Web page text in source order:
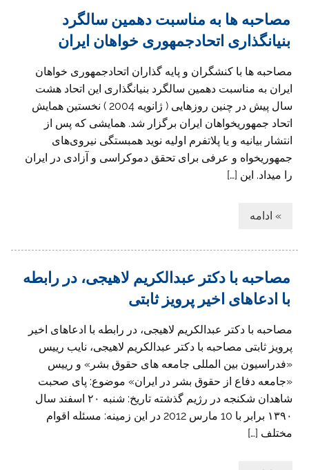
مصاحبه ها به مناسبت دهمین سالگرد
بنیانگذاری اتحادجمهوری خواهان ایران
مصاحبه ها با کنشگران و پایه گذاران اتحادجمهوری خواهان
ایران به مناسبت دهمین سالگرد بنیانگذاری این اتحاد هشت
سال پیش در چنین روز‌هایی‌ ( ژانویه 2004 ) نخستین همایش
اتحاد جمهوریخواهان ایران برگزار شد. همایشی که پس از
انتشار بیانیه و یا پلاتفرم اولیه نوید همبستگی‌ نیروی‌های
جمهوریخواه و عرفی برای تحقق دموکراسی‌ و آزادی در ایران
را میداد. این […]
» ادامه
مصاحبه با دکتر عبدالکریم لاهیجی، در رابطه
با ادعاهای اخیر پرویز ثابتی
مصاحبه با دکتر عبدالکریم لاهیجی، در رابطه با ادعاهای اخیر
پرویز ثابتی مصاحبه با دکتر عبدالکریم لاهیجی، نایب رییس
«فدراسیون بین المللی جامعه های حقوق بشر» و رییس
«جامعه دفاع از حقوق بشر در ایران» موضوع: پای صحبت
شاهدان شکنجه در رژیم گذشته تاريخ: شنبه ۲۰ اسفند سال
۱۳۹۰ برابر با 10 مارس 2012 در این زمینه: مسئله اقوام
مختلف […]